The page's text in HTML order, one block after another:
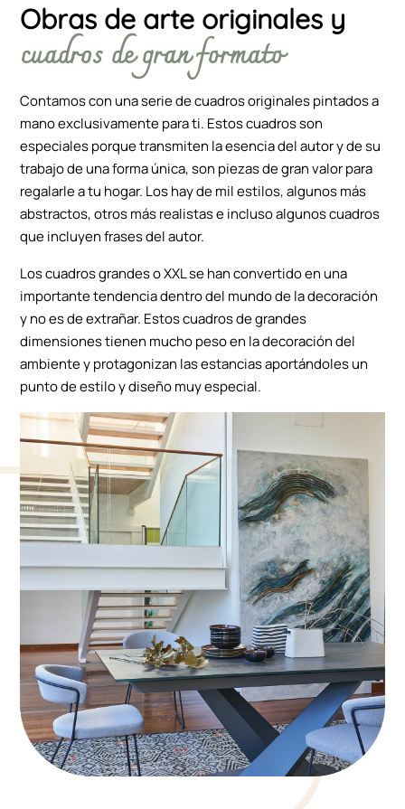
Obras de arte originales y
cuadros de gran formato
Contamos con una serie de cuadros originales pintados a
mano exclusivamente para ti. Estos cuadros son
especiales porque transmiten la esencia del autor y de su
trabajo de una forma única, son piezas de gran valor para
regalarle a tu hogar. Los hay de mil estilos, algunos más
abstractos, otros más realistas e incluso algunos cuadros
que incluyen frases del autor.
Los cuadros grandes o XXL se han convertido en una
importante tendencia dentro del mundo de la decoración
y no es de extrañar. Estos cuadros de grandes
dimensiones tienen mucho peso en la decoración del
ambiente y protagonizan las estancias aportándoles un
punto de estilo y diseño muy especial.